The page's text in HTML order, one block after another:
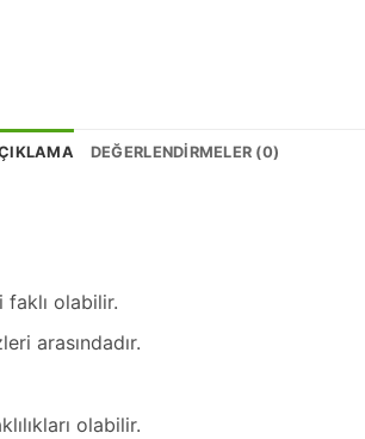
DEĞERLENDIRMELER (0)
faklı olabilir.
arasındadır.
olabilir.